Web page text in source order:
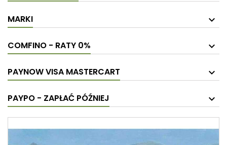
MARKI
COMFINO - RATY 0%
PAYNOW VISA MASTERCART
PAYPO - ZAPŁAĆ PÓŹNIEJ